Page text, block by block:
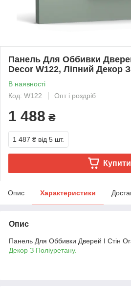
Панель Для Оббивки
Decor W122, Ліпний Декор
В наявності
Код: W122
Опт і роздріб
1 488 ₴
1 487 ₴ від 5 шт.
Купити
Опис Характеристики
Опис
Панель Для Оббивки Дверей І Стін
Декор З Поліуретану.